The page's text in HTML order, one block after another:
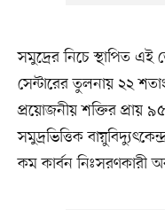
সমুদ্রের নিচে স্থাপিত এই
সেন্টারের তুলনায় ২২
প্রয়োজনীয় শক্তির প্রায়
সমুদ্রভিত্তিক
কম কার্বন নিঃসরণকারী